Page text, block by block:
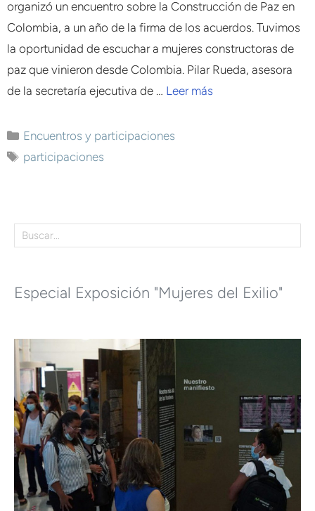
organizó un encuentro sobre la Construcción de Paz en
Colombia, a un año de la firma de los acuerdos. Tuvimos
la oportunidad de escuchar a mujeres constructoras de
paz que vinieron desde Colombia. Pilar Rueda, asesora
de la secretaría ejecutiva de … Leer más
Encuentros y participaciones
participaciones
Especial Exposición "Mujeres del Exilio"